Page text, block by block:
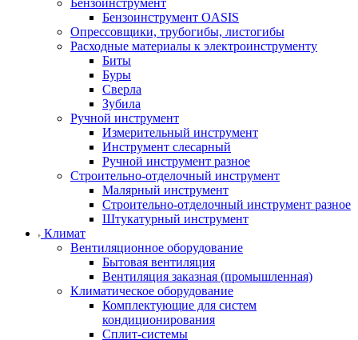
Бензоинструмент
Бензоинструмент OASIS
Опрессовщики, трубогибы, листогибы
Расходные материалы к электроинструменту
Биты
Буры
Сверла
Зубила
Ручной инструмент
Измерительный инструмент
Инструмент слесарный
Ручной инструмент разное
Строительно-отделочный инструмент
Малярный инструмент
Строительно-отделочный инструмент разное
Штукатурный инструмент
Климат
Вентиляционное оборудование
Бытовая вентиляция
Вентиляция заказная (промышленная)
Климатическое оборудование
Комплектующие для систем
кондиционирования
Сплит-системы